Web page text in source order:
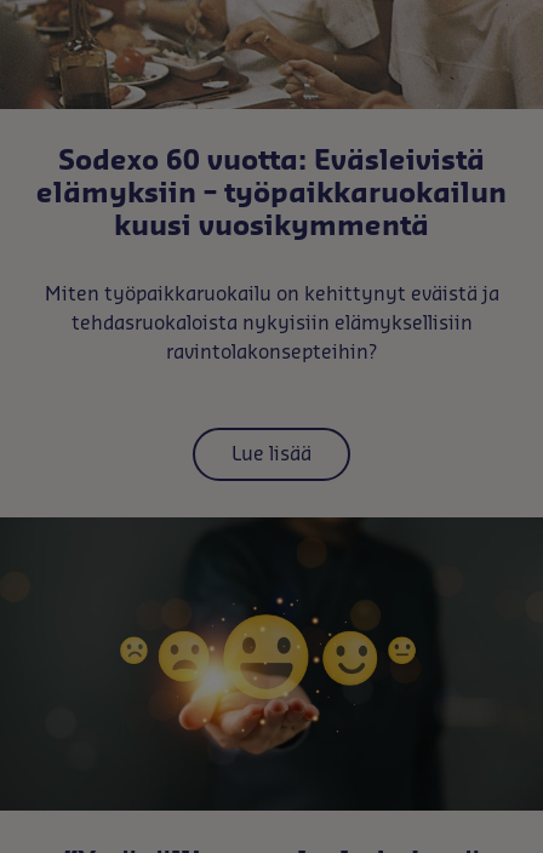
Sodexo 60 vuotta: Eväsleivistä
elämyksiin – työpaikkaruokailun
kuusi vuosikymmentä
Miten työpaikkaruokailu on kehittynyt eväistä ja
tehdasruokaloista nykyisiin elämyksellisiin
ravintolakonsepteihin?
Lue lisää